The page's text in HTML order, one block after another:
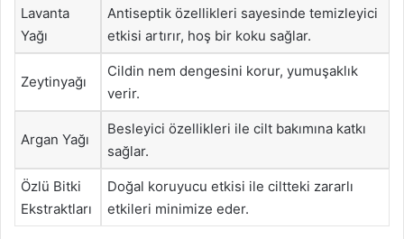
Lavanta
Yağı
Antiseptik özellikleri sayesinde temizleyici
etkisi artırır, hoş bir koku sağlar.
Zeytinyağı
Cildin nem dengesini korur, yumuşaklık
verir.
Argan Yağı
Besleyici özellikleri ile cilt bakımına katkı
sağlar.
Özlü Bitki
Ekstraktları
Doğal koruyucu etkisi ile ciltteki zararlı
etkileri minimize eder.